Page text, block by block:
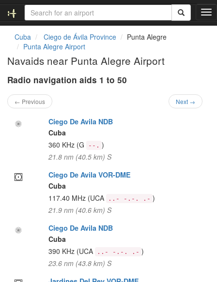
T
o
Cuba Ciego de Ávila Province
Punta Alegre
Punta Alegre Airport
Navaids near Punta Alegre Airport
Radio navigation aids 1 to 50
← Previous Next →
Ciego De Avila NDB
Cuba
360 KHz (G --. )
21.8 nm (40.5 km) S
Ciego De Avila VOR-DME
Cuba
117.40 MHz (UCA ..- -.-. .- )
21.9 nm (40.6 km) S
Ciego De Avila NDB
Cuba
390 KHz (UCA ..- -.-. .- )
23.6 nm (43.8 km) S